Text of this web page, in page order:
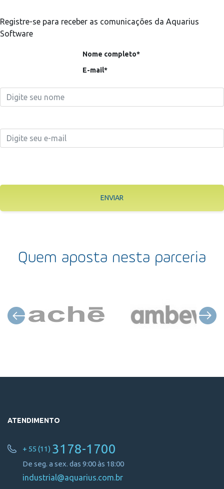
Registre-se para receber as comunicações da Aquarius
Software
Nome completo*
E-mail*
ENVIAR
Quem aposta nesta parceria
ATENDIMENTO
+ 55 (11) 3178-1700
De seg. a sex. das 9:00 às 18:00
industrial@aquarius.com.br